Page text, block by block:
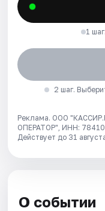
1
2 шаг.
Реклама. ООО
ОПЕРАТОР", ИНН:
Действует до 31
О событии